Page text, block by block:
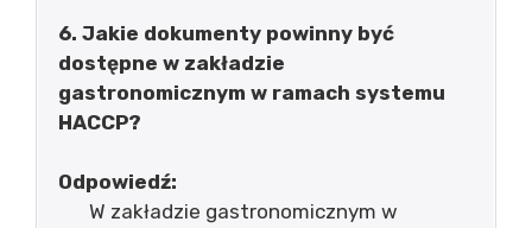
6. Jakie dokumenty powinny być
dostępne w zakładzie
gastronomicznym w ramach systemu
HACCP?
Odpowiedź:
W zakładzie gastronomicznym w